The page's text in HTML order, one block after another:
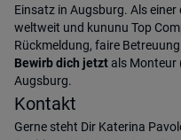
Einsatz in Augsburg. Als
weltweit und kununu Top
Rückmeldung, faire
Bewirb dich jetztals Monteur
Augsburg.
Kontakt
Gerne steht Dir Katerina